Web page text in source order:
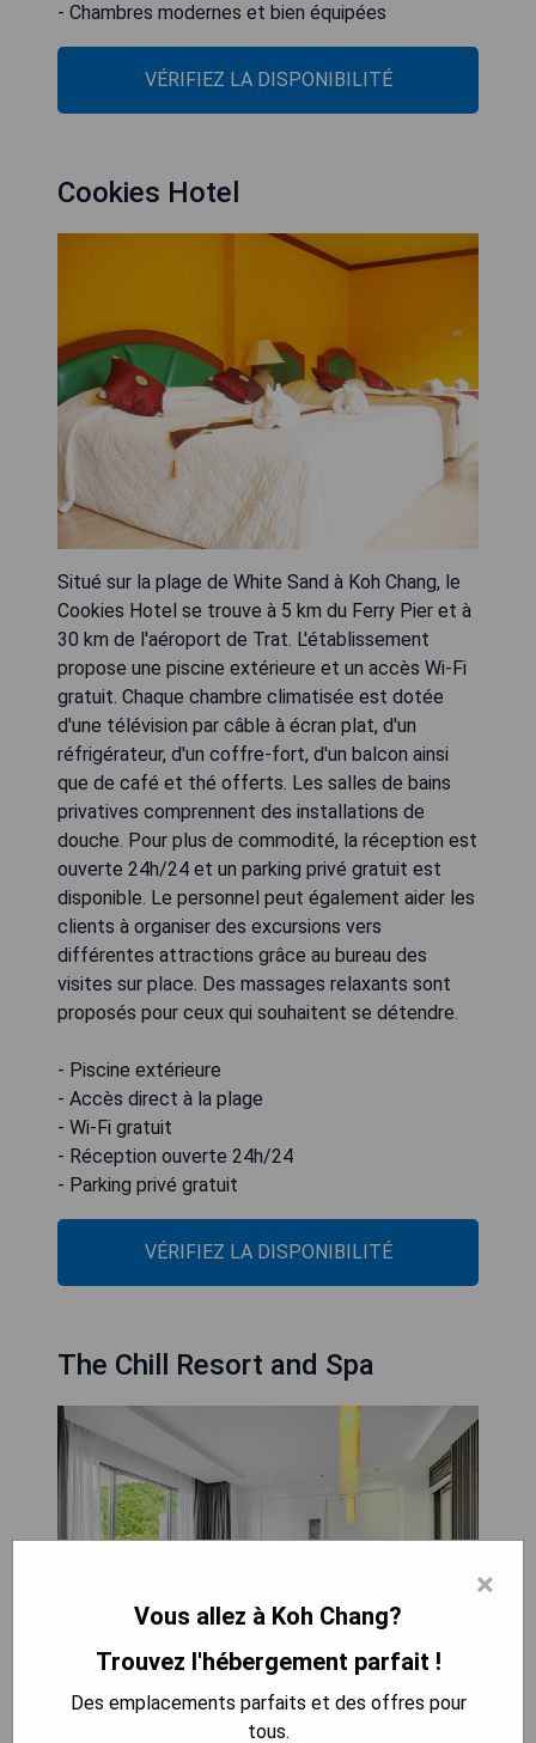
- Chambres modernes et bien équipées
VÉRIFIEZ LA DISPONIBILITÉ
Cookies Hotel
Situé sur la plage de White Sand à Koh Chang, le
Cookies Hotel se trouve à 5 km du Ferry Pier et à
30 km de l'aéroport de Trat. L'établissement
propose une piscine extérieure et un accès Wi-Fi
gratuit. Chaque chambre climatisée est dotée
d'une télévision par câble à écran plat, d'un
réfrigérateur, d'un coffre-fort, d'un balcon ainsi
que de café et thé offerts. Les salles de bains
privatives comprennent des installations de
douche. Pour plus de commodité, la réception est
ouverte 24h/24 et un parking privé gratuit est
disponible. Le personnel peut également aider les
clients à organiser des excursions vers
différentes attractions grâce au bureau des
visites sur place. Des massages relaxants sont
proposés pour ceux qui souhaitent se détendre.
- Piscine extérieure
- Accès direct à la plage
- Wi-Fi gratuit
- Réception ouverte 24h/24
- Parking privé gratuit
VÉRIFIEZ LA DISPONIBILITÉ
The Chill Resort and Spa
Le Chill Resort and Spa, Koh Chang est un
×
Vous allez à Koh Chang?
Trouvez l'hébergement parfait !
Des emplacements parfaits et des offres pour
tous.